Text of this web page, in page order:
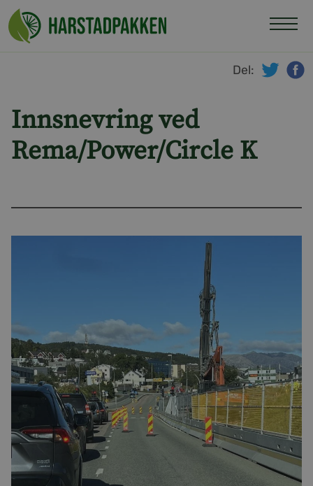
Hopp
til
innhold
Del:
Innsnevring ved
Rema/Power/Circle K